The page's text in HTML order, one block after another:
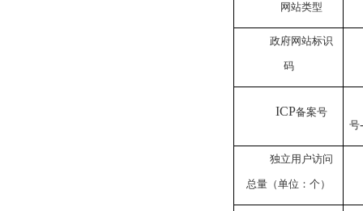
网站类型
政府网站标识
码
ICP备案号
号
独立用户访问
总量（单位：个）